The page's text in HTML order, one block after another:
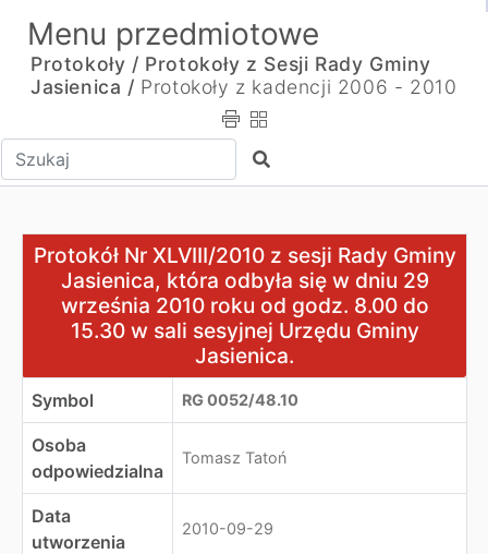
Menu przedmiotowe
Protokoły / Protokoły z Sesji Rady Gminy
Jasienica / Protokoły z kadencji 2006 - 2010
Wpisz tekst do wyszukania Szukaj
Protokół Nr XLVIII/2010 z sesji Rady Gminy
Protokół Nr XLVIII/2010 z sesji Rady Gminy
Jasienica, która odbyła się w dniu 29
września 2010 roku od godz. 8.00 do
15.30 w sali sesyjnej Urzędu Gminy
Jasienica.
Symbol RG 0052/48.10
Osoba
odpowiedzialna
Tomasz Tatoń
Data
utworzenia
2010-09-29